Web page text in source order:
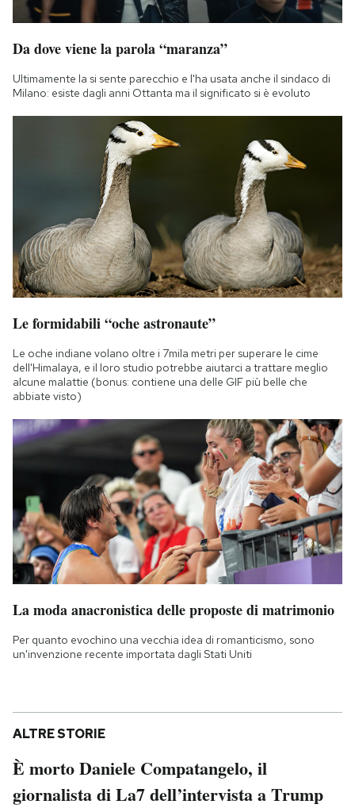
Da dove viene la parola “maranza”
Ultimamente la si sente parecchio e l'ha usata anche il sindaco di
Milano: esiste dagli anni Ottanta ma il significato si è evoluto
Le formidabili “oche astronaute”
Le oche indiane volano oltre i 7mila metri per superare le cime
dell'Himalaya, e il loro studio potrebbe aiutarci a trattare meglio
alcune malattie (bonus: contiene una delle GIF più belle che
abbiate visto)
La moda anacronistica delle proposte di matrimonio
Per quanto evochino una vecchia idea di romanticismo, sono
un'invenzione recente importata dagli Stati Uniti
ALTRE STORIE
È morto Daniele Compatangelo, il
giornalista di La7 dell’intervista a Trump